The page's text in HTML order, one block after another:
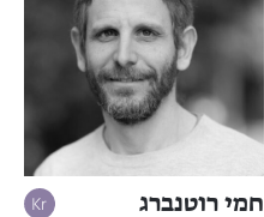
חמי רוטנברג